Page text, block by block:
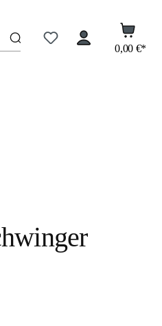
0,00 €*